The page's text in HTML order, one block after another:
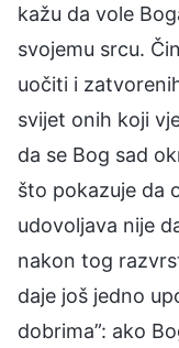
kažu da vole
svojemu srcu.
uočiti i
svijet onih koji
da se Bog sad
što pokazuje da
udovoljava nije
nakon tog
daje još jedno
dobrima”: ako